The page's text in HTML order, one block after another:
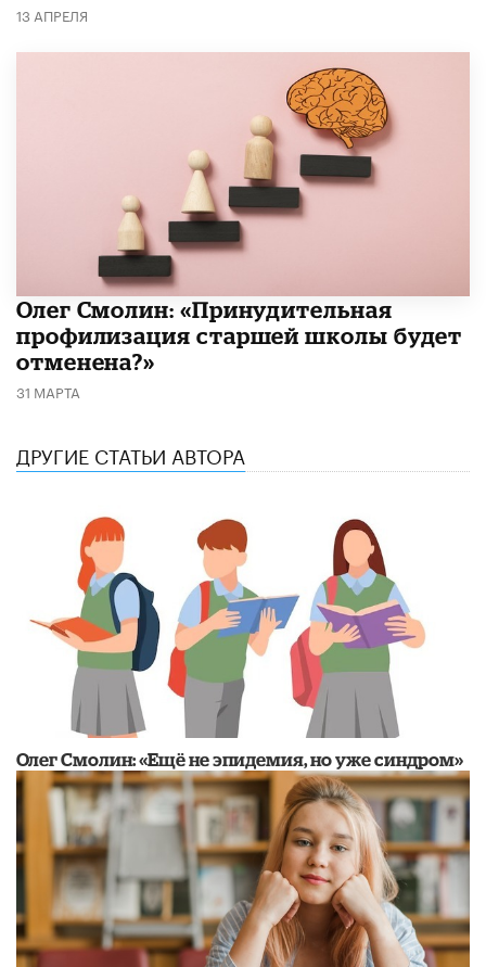
13 АПРЕЛЯ
​Олег Смолин: «Принудительная
профилизация старшей школы будет
отменена?»
31 МАРТА
ДРУГИЕ СТАТЬИ АВТОРА
​Олег Смолин: «Ещё не эпидемия, но уже синдром»